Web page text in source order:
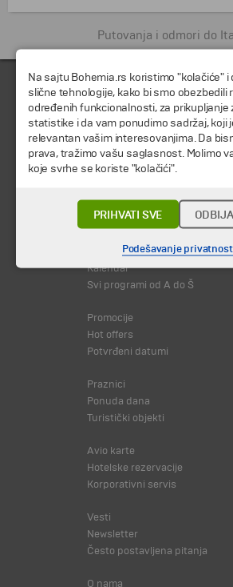
Putovanja i odmori do
Destinacija
Kalendar
Svi programi od A do Š
Promocije
Hot offers
Potvrđeni datumi
Praznici
Ponuda dana
Turistički objekti
Avio karte
Hotelske rezervacije
Korporativni servis
Vesti
Newsletter
Često postavljena pitanja
O nama
Na sajtu Bohemia.rs koristimo "kolačiće" i
slične tehnologije, kako bi smo obezbedili
određenih funkcionalnosti, za prikupljanje
statistike i da vam ponudimo sadržaj, koji
relevantan vašim interesovanjima. Da
prava, tražimo vašu saglasnost. Molimo
koje svrhe se koriste "kolačići".
PRIHVATI SVE
Podešavanje